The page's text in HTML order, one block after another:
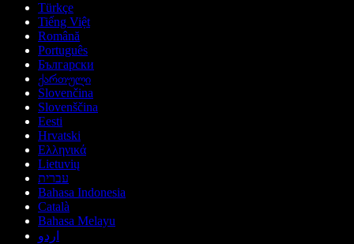
Türkçe
Tiếng Việt
Română
Português
Български
ქართული
Slovenčina
Slovenščina
Eesti
Hrvatski
Ελληνικά
Lietuvių
עברית
Bahasa Indonesia
Català
Bahasa Melayu
اردو